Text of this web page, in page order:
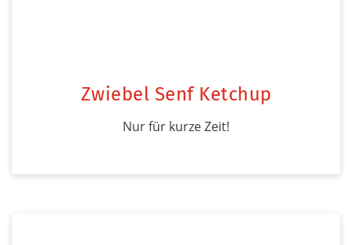
Zwiebel Senf Ketchup
Nur für kurze Zeit!